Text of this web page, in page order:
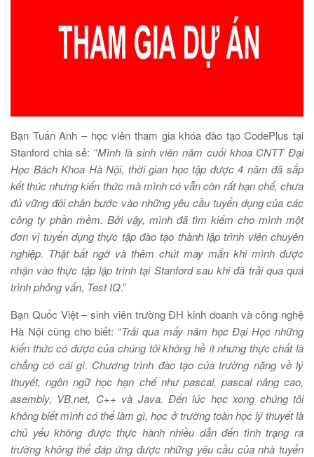
Bạn Tuấn Anh – học viên tham gia khóa đào tạo CodePlus tại
Stanford chia sẻ: “Mình là sinh viên năm cuối khoa CNTT Đại
Học Bách Khoa Hà Nội, thời gian học tập được 4 năm đã sắp
kết thúc nhưng kiến thức mà mình có vẫn còn rất hạn chế, chưa
đủ vững đôi chân bước vào những yêu cầu tuyển dụng của các
công ty phần mềm. Bởi vậy, mình đã tìm kiếm cho mình một
đơn vị tuyển dụng thực tập đào tạo thành lập trình viên chuyên
nghiệp. Thật bất ngờ và thêm chút may mắn khi mình được
nhận vào thực tập lập trình tại Stanford sau khi đã trải qua quá
trình phỏng vấn, Test IQ.”
Bạn Quốc Việt – sinh viên trường ĐH kinh doanh và công nghệ
Hà Nội cũng cho biết: “Trải qua mấy năm học Đại Học những
kiến thức có được của chúng tôi không hề ít nhưng thực chất là
chẳng có cái gì. Chương trình đào tạo của trường nặng về lý
thuyết, ngôn ngữ học hạn chế như pascal, pascal nâng cao,
asembly, VB.net, C++ và Java. Đến lúc học xong chúng tôi
không biết mình có thể làm gì, học ở trường toàn học lý thuyết là
chủ yếu không được thực hành nhiều dẫn đến tình trạng ra
trường không thể đáp ứng được những yêu cầu của nhà tuyển